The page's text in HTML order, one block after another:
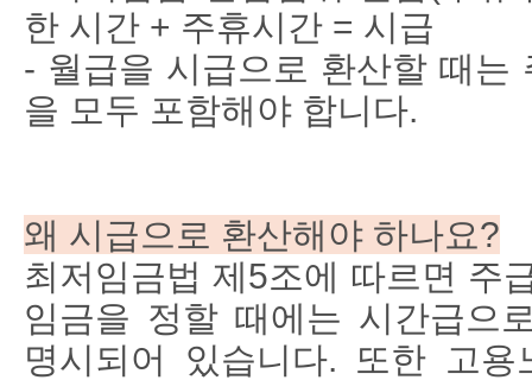
한 시간 + 주휴시간 = 시급
- 월급을 시급으로 환산할 때는
을 모두 포함해야 합니다.
왜 시급으로 환산해야 하나요?
최저임금법 제5조에 따르면 주
임금을 정할 때에는 시간급으
명시되어 있습니다. 또한 고용